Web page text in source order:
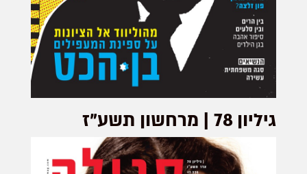
גיליון 78 | מרחשון תשע"ז